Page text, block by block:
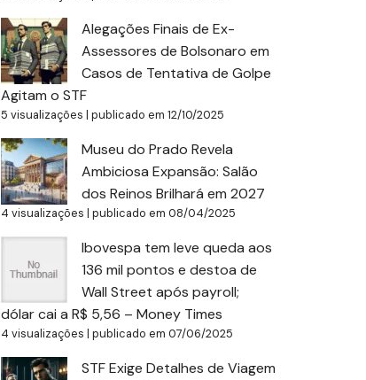
Alegações Finais de Ex-
Assessores de Bolsonaro em
Casos de Tentativa de Golpe
Agitam o STF
5 visualizações | publicado em 12/10/2025
Museu do Prado Revela
Ambiciosa Expansão: Salão
dos Reinos Brilhará em 2027
4 visualizações | publicado em 08/04/2025
Ibovespa tem leve queda aos
136 mil pontos e destoa de
Wall Street após payroll;
dólar cai a R$ 5,56 – Money Times
4 visualizações | publicado em 07/06/2025
STF Exige Detalhes de Viagem